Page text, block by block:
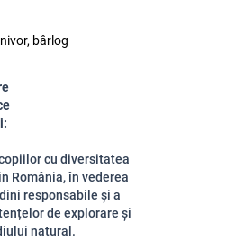
bârlog
cu diversitatea
România, în vederea
responsabile și a
de explorare și
natural.